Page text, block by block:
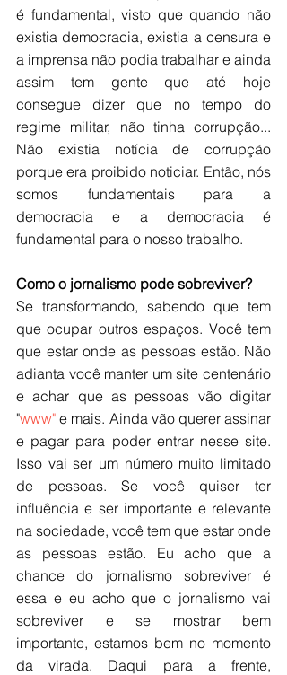
é fundamental, visto que quando não
existia democracia, existia a censura e
a imprensa não podia trabalhar e ainda
assim tem gente que até hoje
consegue dizer que no tempo do
regime militar, não tinha corrupção...
Não existia notícia de corrupção
porque era proibido noticiar. Então, nós
somos fundamentais para a
democracia e a democracia é
fundamental para o nosso trabalho.
Como o jornalismo pode sobreviver?
Se transformando, sabendo que tem
que ocupar outros espaços. Você tem
que estar onde as pessoas estão. Não
adianta você manter um site centenário
e achar que as pessoas vão digitar
"www" e mais. Ainda vão querer assinar
e pagar para poder entrar nesse site.
Isso vai ser um número muito limitado
de pessoas. Se você quiser ter
influência e ser importante e relevante
na sociedade, você tem que estar onde
as pessoas estão. Eu acho que a
chance do jornalismo sobreviver é
essa e eu acho que o jornalismo vai
sobreviver e se mostrar bem
importante, estamos bem no momento
da virada. Daqui para a frente,